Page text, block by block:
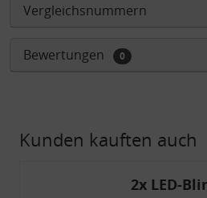
Vergleichsnummern
Bewertungen 0
Kunden kauften auch
2x LED-